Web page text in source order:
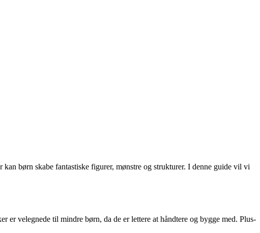
børn skabe fantastiske figurer, mønstre og strukturer. I denne guide vil vi
er velegnede til mindre børn, da de er lettere at håndtere og bygge med. Plus-